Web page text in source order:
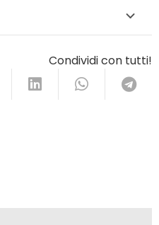
Condividi con tutti!